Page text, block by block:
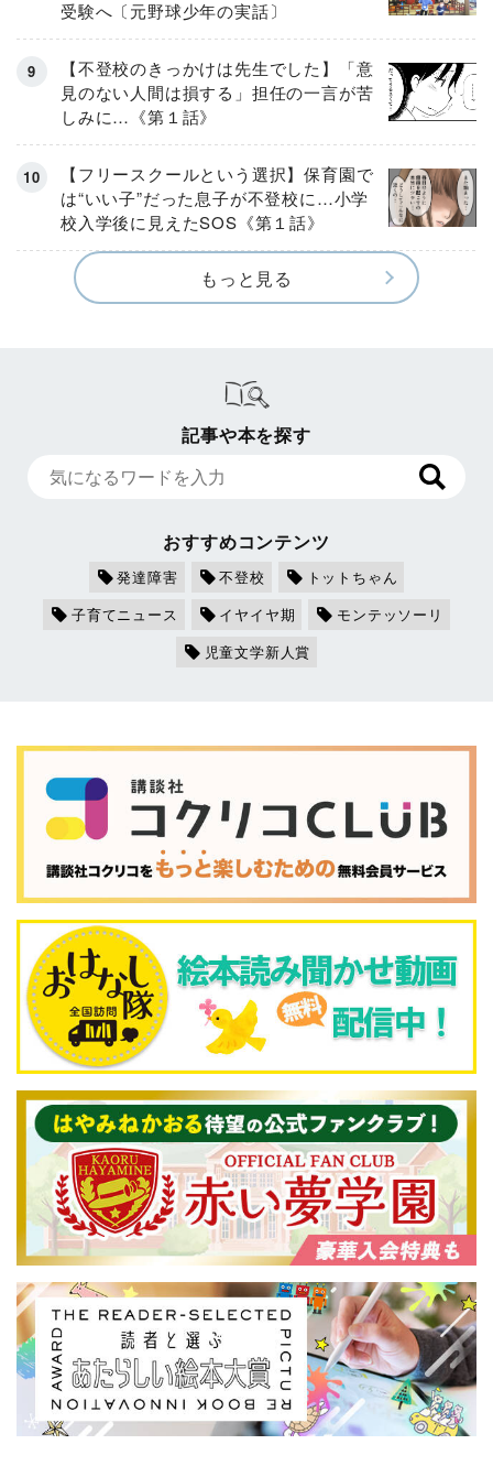
受験へ〔元野球少年の実話〕
【不登校のきっかけは先生でした】「意
見のない人間は損する」担任の一言が苦
しみに…《第１話》
【フリースクールという選択】保育園で
は“いい子”だった息子が不登校に…小学
校入学後に見えたSOS《第１話》
もっと見る
記事や本を探す
おすすめコンテンツ
発達障害 不登校
トットちゃん
子育てニュース
イヤイヤ期
モンテッソーリ
児童文学新人賞